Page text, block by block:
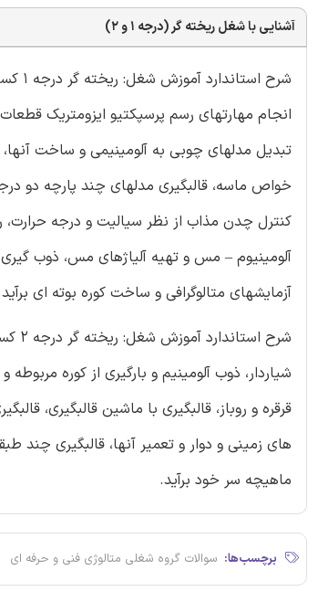
آشنایی با شغل ریخته گر (درجه 1 و 2)
انجام مهارتهای رسم پرسپکتیو ایزومتریک
تبدیل مدلهای چوبی به آلومینیمی و ساخت
خواص ماسه، قالبگیری مدلهای چند پارچه دو
کنترل چدن مذاب از نظر سیالیت و درجه حرارت،
آلومینیوم – مس و تهیه آلیاژهای مس، ذوب گیری
آزمایشهای متالوگرافی و ساخت کوره بوته ای
شیاردار، ذوب آلومینیم و بارگیری از کوره
قرقره و روباز، قالبگیری با ماشین قالبگیری،
های زمینی و دوار و تعمیر آنها، قالبگیری چند
ماهیچه سر خود برآید.
برچسب‌ها: سوالات گروه شغلی متالوژی فنی و حرفه ای